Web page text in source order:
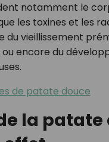
notamment le
les toxines et les
du vieillissement
encore du
de patate douce
la patate